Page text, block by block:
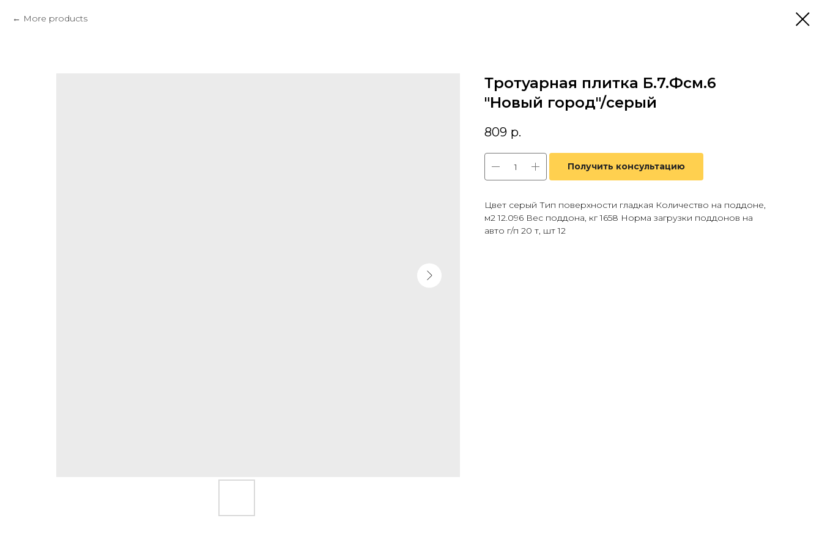
More products
Тротуарная плитка Б.7.Фсм.6
"Новый город"/серый
809 р.
Получить консультацию
Цвет серый Тип поверхности гладкая Количество на поддоне,
м2 12.096 Вес поддона, кг 1658 Норма загрузки поддонов на
авто г/п 20 т, шт 12